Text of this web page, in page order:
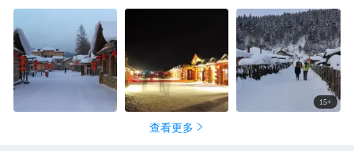
摊，很是热闹繁华。雪乡游客中心也座落在这条商业街上，游客
可以选择住在这里，游览景区各景点非常方便。
15+
查看更多 